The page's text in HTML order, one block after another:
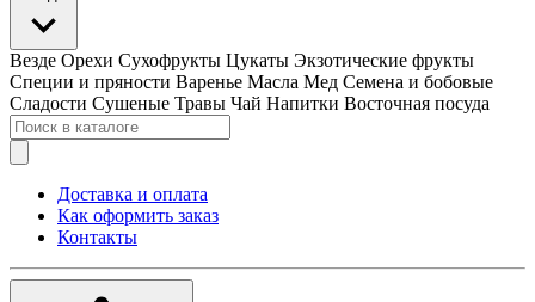
Везде Орехи Сухофрукты Цукаты Экзотические фрукты
Специи и пряности Варенье Масла Мед Семена и бобовые
Сладости Сушеные Травы Чай Напитки Восточная посуда
Доставка и оплата
Как оформить заказ
Контакты